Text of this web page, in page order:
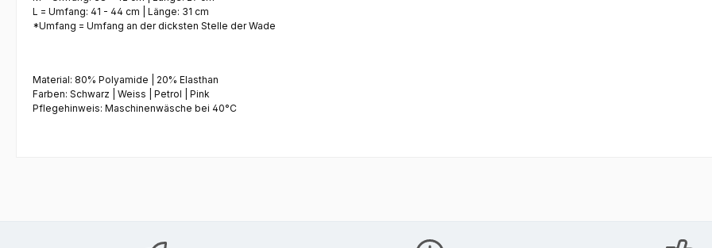
L = Umfang: 41 - 44 cm | Länge: 31 cm
*Umfang = Umfang an der dicksten Stelle der Wade
Material: 80% Polyamide | 20% Elasthan
Farben: Schwarz | Weiss | Petrol | Pink
Pflegehinweis: Maschinenwäsche bei 40°C